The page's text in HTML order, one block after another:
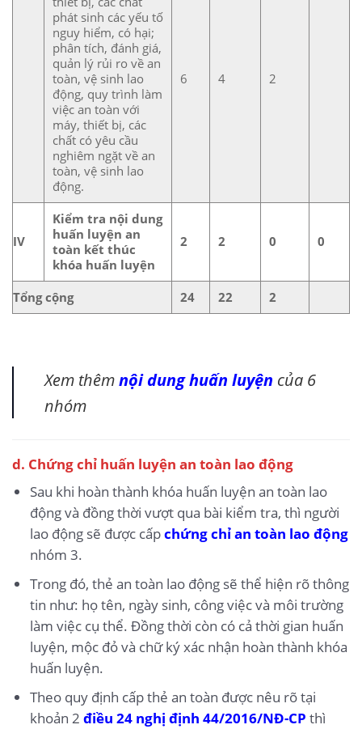
phát sinh các yếu tố
nguy hiểm, có hại;
phân tích, đánh giá,
quản lý rủi ro về an
toàn, vệ sinh lao
động, quy trình làm
việc an toàn với
máy, thiết bị, các
chất có yêu cầu
nghiêm ngặt về an
toàn, vệ sinh lao
động.
6 4 2
IV
Kiểm tra nội dung
huấn luyện an
toàn kết thúc
khóa huấn luyện
2 2 0 0
Tổng cộng 24 22 2
Xem thêmnội dung huấn luyện của 6
nhóm
d. Chứng chỉ huấn luyện an toàn lao động
Sau khi hoàn thành khóa huấn luyện an toàn lao
động và đồng thời vượt qua bài kiểm tra, thì người
lao động sẽ được cấpchứng chỉ an toàn lao động
nhóm 3.
Trong đó, thẻ an toàn lao động sẽ thể hiện rõ thông
tin như: họ tên, ngày sinh, công việc và môi trường
làm việc cụ thể. Đồng thời còn có cả thời gian huấn
luyện, mộc đỏ và chữ ký xác nhận hoàn thành khóa
huấn luyện.
Theo quy định cấp thẻ an toàn được nêu rõ tại
khoản 2 điều 24 nghị định 44/2016/NĐ-CP thì